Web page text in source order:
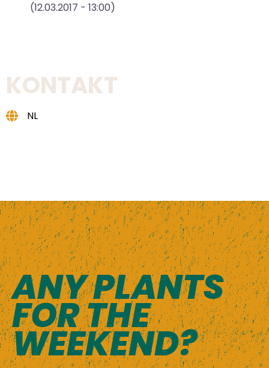
(12.03.2017 - 13:00)
KONTAKT
NL
ANY PLANTS
FOR THE
WEEKEND?